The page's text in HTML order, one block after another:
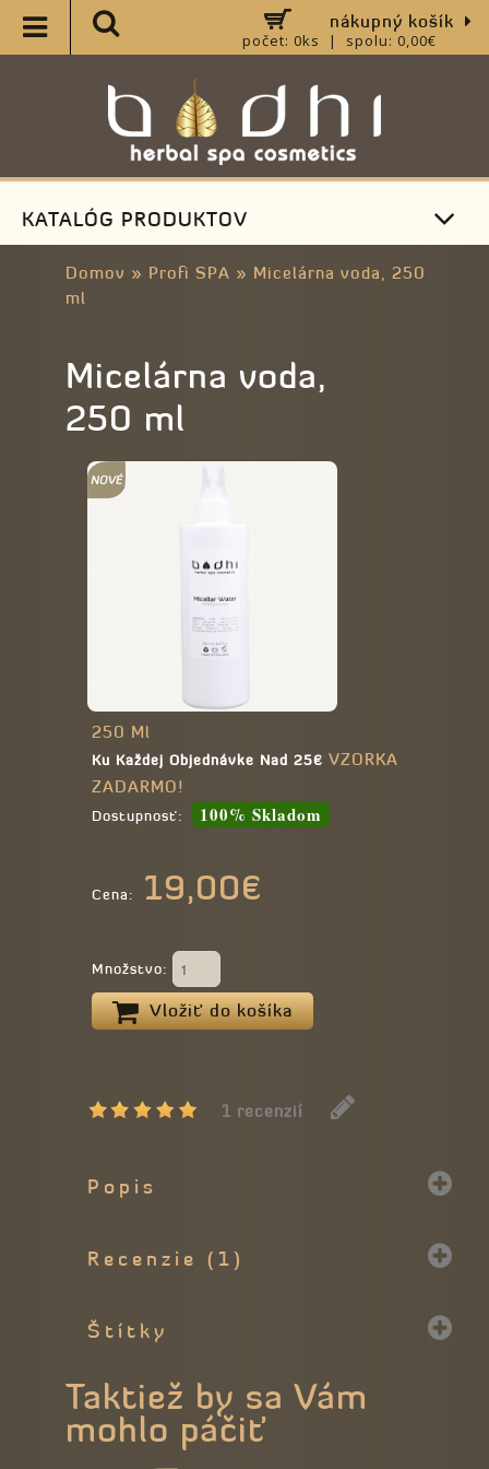
nákupný košík
počet: 0ks | spolu: 0,00€
KATALÓG PRODUKTOV
Domov » Profi SPA » Micelárna voda, 250
ml
Micelárna voda,
250 ml
250 Ml
Ku Každej Objednávke Nad 25€ VZORKA
ZADARMO!
Dostupnosť: 100% Skladom
Cena: 19,00€
Množstvo:
Vložiť do košíka
1 recenzií
Popis
Recenzie (1)
Štítky
Taktiež by sa Vám
mohlo páčiť